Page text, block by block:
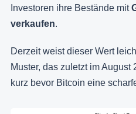
Investoren ihre Bestände mit
verkaufen.
Derzeit weist dieser Wert
Muster, das zuletzt im August
kurz bevor Bitcoin eine